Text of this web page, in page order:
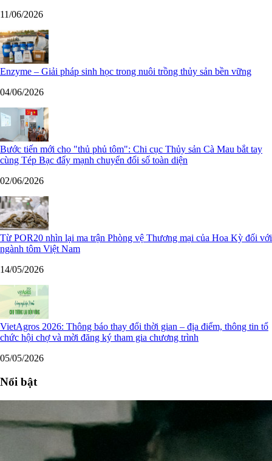
11/06/2026
Enzyme – Giải pháp sinh học trong nuôi trồng thủy sản bền vững
04/06/2026
Bước tiến mới cho "thủ phủ tôm": Chi cục Thủy sản Cà Mau bắt tay
cùng Tép Bạc đẩy mạnh chuyển đổi số toàn diện
02/06/2026
Từ POR20 nhìn lại ma trận Phòng vệ Thương mại của Hoa Kỳ đối với
ngành tôm Việt Nam
14/05/2026
VietAgros 2026: Thông báo thay đổi thời gian – địa điểm, thông tin tổ
chức hội chợ và mời đăng ký tham gia chương trình
05/05/2026
Nổi bật